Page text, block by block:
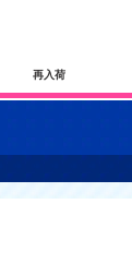
再入荷